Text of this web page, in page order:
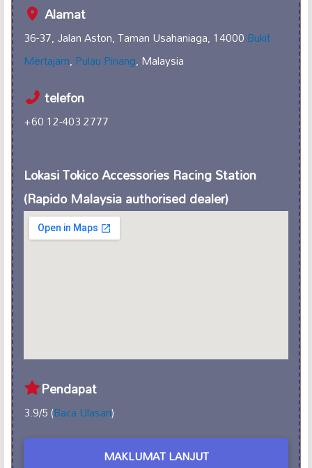
Alamat
36-37, Jalan Aston, Taman Usahaniaga, 14000Bukit
Mertajam,Pulau Pinang, Malaysia
telefon
+60 12-403 2777
Lokasi Tokico Accessories Racing Station
(Rapido Malaysia authorised dealer)
Pendapat
3.9/5 (Baca Ulasan)
MAKLUMAT LANJUT